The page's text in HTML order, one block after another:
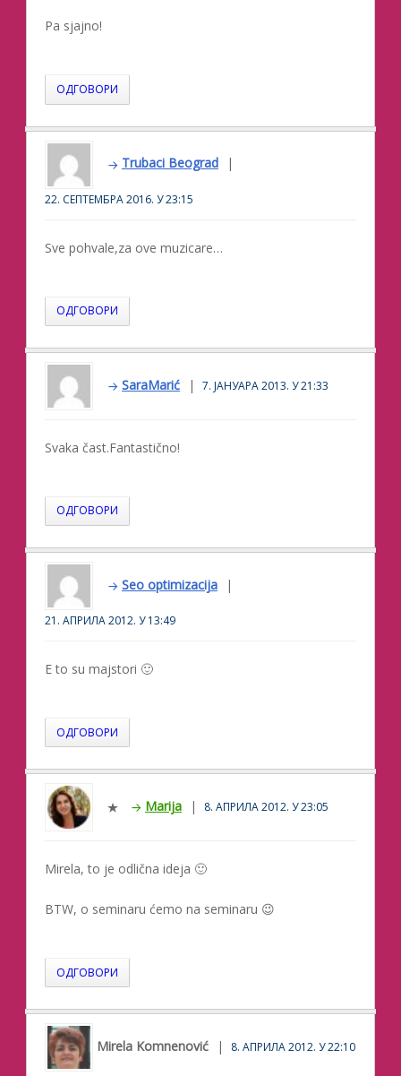
Pa sjajno!
ОДГОВОРИ
Trubaci Beograd
22. СЕПТЕМБРА 2016. У 23:15
Sve pohvale,za ove muzicare…
ОДГОВОРИ
SaraMarić 7. ЈАНУАРА 2013. У 21:33
Svaka čast.Fantastično!
ОДГОВОРИ
Seo optimizacija
21. АПРИЛА 2012. У 13:49
E to su majstori 🙂
ОДГОВОРИ
Marija 8. АПРИЛА 2012. У 23:05
Mirela, to je odlična ideja 🙂
BTW, o seminaru ćemo na seminaru 😉
ОДГОВОРИ
Mirela Komnenović 8. АПРИЛА 2012. У 22:10